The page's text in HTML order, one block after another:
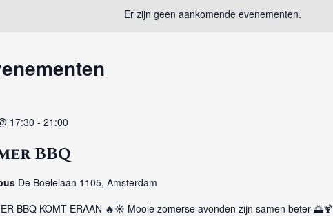
Er zijn geen aankomende evenementen.
17:30 - 21:00
BBQ
De Boelelaan 1105, Amsterdam
BBQ KOMT ERAAN 🔥☀️ Mooie zomerse avonden zijn samen beter 🌅🍹